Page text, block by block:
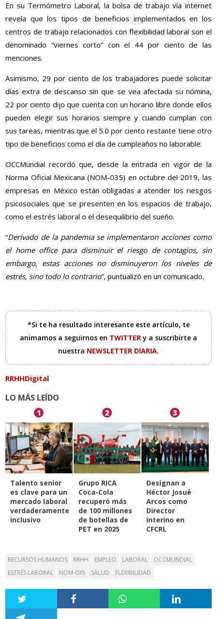
En su Termómetro Laboral, la bolsa de trabajo vía internet
revela que los tipos de beneficios implementados en los
centros de trabajo relacionados con flexibilidad laboral son el
denominado “viernes corto” con el 44 por ciento de las
menciones.
Asimismo, 29 por ciento de los trabajadores puede solicitar
días extra de descanso sin que se vea afectada su nómina,
22 por ciento dijo que cuenta con un horario libre donde ellos
pueden elegir sus horarios siempre y cuando cumplan con
sus tareas, mientras que el 5.0 por ciento restante tiene otro
tipo de beneficios como el día de cumpleaños no laborable.
OCCMundial recordó que, desde la entrada en vigor de la
Norma Oficial Mexicana (NOM-035) en octubre del 2019, las
empresas en México están obligadas a atender los riesgos
psicosociales que se presenten en los espacios de trabajo,
como el estrés laboral o el desequilibrio del sueño.
“Derivado de la pandemia se implementaron acciones como
el home office para disminuir el riesgo de contagios, sin
embargo, estas acciones no disminuyeron los niveles de
estrés, sino todo lo contrario”, puntualizó en un comunicado.
*Si te ha resultado interesante este artículo, te
animamos a seguirnos en TWITTERy a suscribirte a
nuestra NEWSLETTER DIARIA.
RRHHDigital
LO MÁS LEÍDO
1
Talento senior
es clave para un
mercado laboral
verdaderamente
inclusivo
2
Grupo RICA
Coca-Cola
recuperó más
de 100 millones
de botellas de
PET en 2025
3
Designan a
Héctor Josué
Arcos como
Director
interino en
CFCRL
RECURSOS HUMANOS RRHH EMPLEO LABORAL
OCCMUNDIAL
ESTRÉS LABORAL
NOM-035 SALUD FLEXIBILIDAD